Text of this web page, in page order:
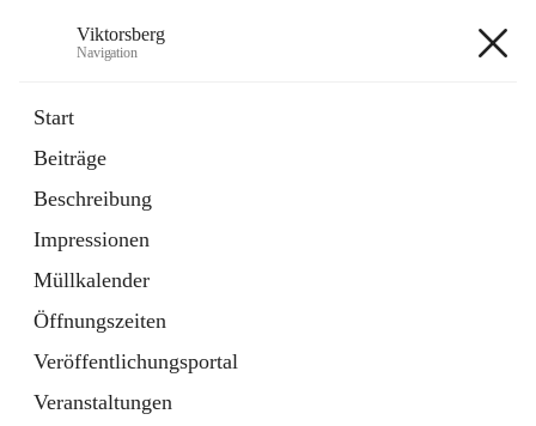
Viktorsberg
Navigation
Start
Beiträge
Beschreibung
Impressionen
Müllkalender
Öffnungszeiten
Veröffentlichungsportal
Veranstaltungen
1 Schnellzugriff
Bürgerservice
10 Schnellzugriffe